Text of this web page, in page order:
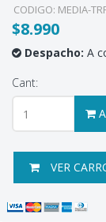
CODIGO: MEDIA-
$8.990
Despacho: A
Cant:
VER